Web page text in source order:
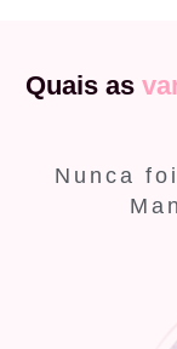
Quais as
Nunca